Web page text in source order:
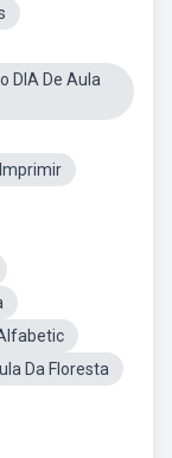
DIA De Aula
Da Floresta